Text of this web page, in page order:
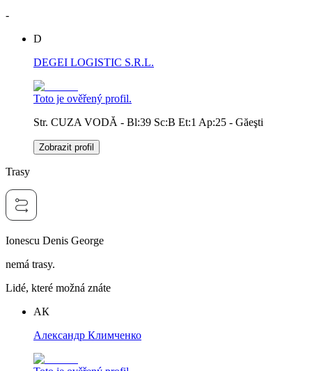
-
D
DEGEI LOGISTIC S.R.L.
Toto je ověřený profil.
Str. CUZA VODĂ - Bl:39 Sc:B Et:1 Ap:25 - Găeşti
Zobrazit profil
Trasy
Ionescu Denis George
nemá trasy.
Lidé, které možná znáte
АК
Александр Климченко